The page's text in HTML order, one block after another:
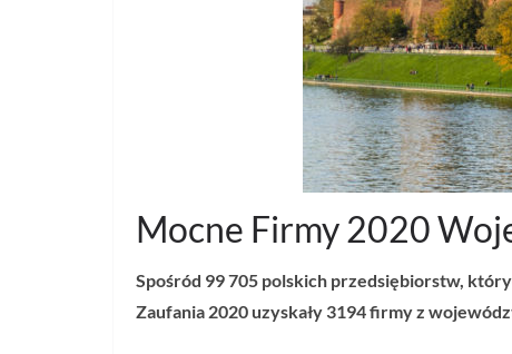
Mocne Firmy 2020
Spośród 99 705 polskich przedsiębiorstw,
Zaufania 2020 uzyskały 3194 firmy z